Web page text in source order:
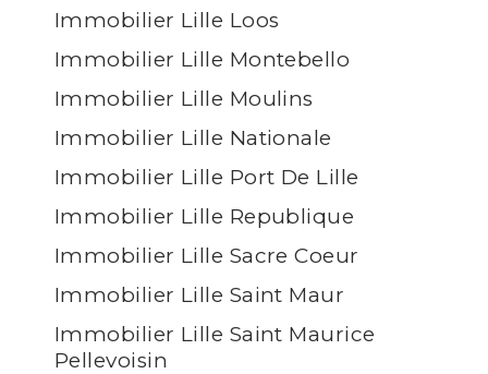
Immobilier Lille Loos
Immobilier Lille Montebello
Immobilier Lille Moulins
Immobilier Lille Nationale
Immobilier Lille Port De Lille
Immobilier Lille Republique
Immobilier Lille Sacre Coeur
Immobilier Lille Saint Maur
Immobilier Lille Saint Maurice
Pellevoisin